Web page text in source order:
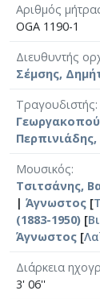
Αριθμός
OGA 1190-1
Διευθυντής
Σέμσης,
Τραγουδιστής
Μουσικός
Τσιτσάνης,
| Άγνωστος [
(1883-1950) [
Άγνωστος [
Διάρκεια
3' 06''